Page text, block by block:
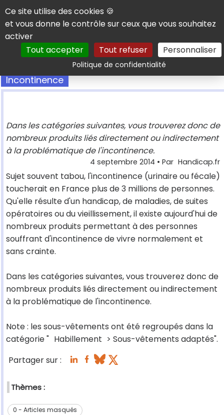
Panneau de gestion des cookies
Ce site utilise des cookies 🍪
et vous donne le contrôle sur ceux que vous souhaitez
activer
Tout accepter
Tout refuser Personnaliser
Politique de confidentialitéRechercher
Incontinence
Dans les catégories suivantes, vous trouverez donc de
nombreux produits liés directement ou indirectement
à la problématique de l'incontinence.
4 septembre 2014 • Par Handicap.fr
Sujet souvent tabou, l'incontinence (urinaire ou fécale)
toucherait en France plus de 3 millions de personnes.
Qu'elle résulte d'un handicap, de maladies, de suites
opératoires ou du vieillissement, il existe aujourd'hui de
nombreux produits permettant à des personnes
souffrant d'incontinence de vivre normalement et
sans crainte.
Dans les catégories suivantes, vous trouverez donc de
nombreux produits liés directement ou indirectement
à la problématique de l'incontinence.
Note : les sous-vêtements ont été regroupés dans la
catégorie " Habillement > Sous-vêtements adaptés".
Partager sur :
Thèmes :
0 - Articles masqués